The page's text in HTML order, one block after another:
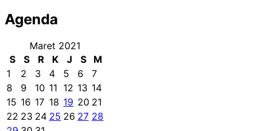
Agenda
Maret 2021
S
S R K J S
M
1
2 3 4 5 6
7
8
9 10 11 12 13 14
15 16 17 18 19 20 21
22 23 24 25 26 27 28